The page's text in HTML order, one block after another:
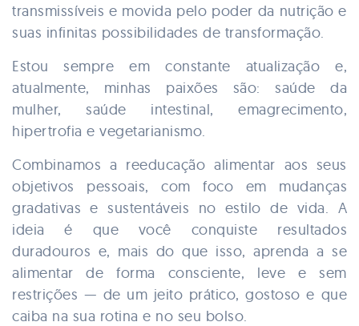
transmissíveis e movida pelo poder da nutrição e
suas infinitas possibilidades de transformação.
Estou sempre em constante atualização e,
atualmente, minhas paixões são: saúde da
mulher, saúde intestinal, emagrecimento,
hipertrofia e vegetarianismo.
Combinamos a reeducação alimentar aos seus
objetivos pessoais, com foco em mudanças
gradativas e sustentáveis no estilo de vida. A
ideia é que você conquiste resultados
duradouros e, mais do que isso, aprenda a se
alimentar de forma consciente, leve e sem
restrições — de um jeito prático, gostoso e que
caiba na sua rotina e no seu bolso.